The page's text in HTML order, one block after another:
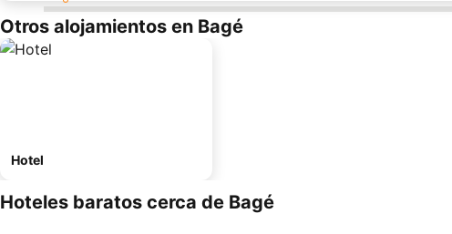
Otros alojamientos en Bagé
Hotel
Hoteles baratos cerca de Bagé